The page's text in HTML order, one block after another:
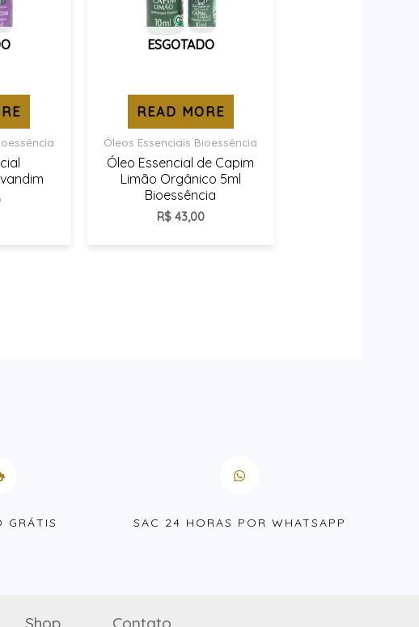
ESGOTADO
READ MORE
Óleos Essenciais Bioessência
Óleo Essencial de Capim
Limão Orgânico 5ml
Bioessência
R$43,00
GRÁTIS SAC 24 HORAS POR WHATSAPP